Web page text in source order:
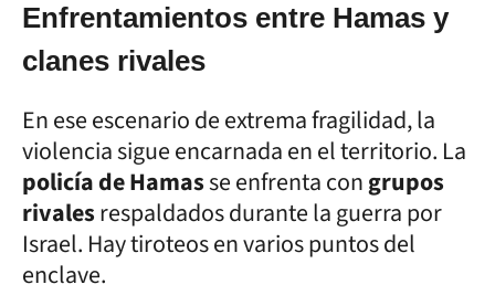
Enfrentamientos entre Hamas y
clanes rivales
En ese escenario de extrema fragilidad, la
violencia sigue encarnada en el territorio. La
policía de Hamasse enfrenta congrupos
rivalesrespaldados durante la guerra por
Israel. Hay tiroteos en varios puntos del
enclave.